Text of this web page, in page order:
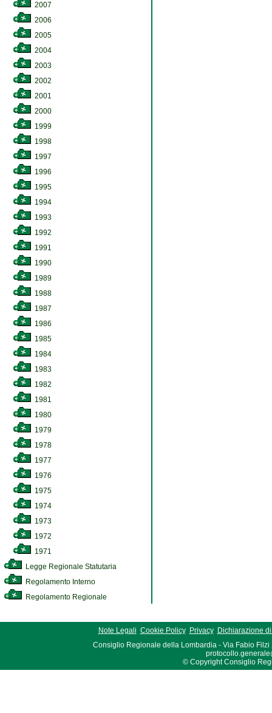
2007
2006
2005
2004
2003
2002
2001
2000
1999
1998
1997
1996
1995
1994
1993
1992
1991
1990
1989
1988
1987
1986
1985
1984
1983
1982
1981
1980
1979
1978
1977
1976
1975
1974
1973
1972
1971
Legge Regionale Statutaria
Regolamento Interno
Regolamento Regionale
Note Legali Cookie Policy Privacy
Dichiarazione
Consiglio Regionale della Lombardia - Via Fabio Filzi
© Copyright Consiglio